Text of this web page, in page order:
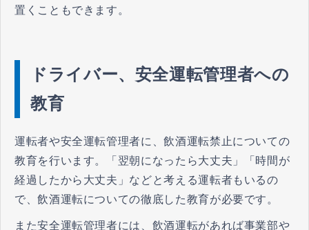
置くこともできます。
ドライバー、安全運転管理者への
教育
運転者や安全運転管理者に、飲酒運転禁止についての
教育を行います。「翌朝になったら大丈夫」「時間が
経過したから大丈夫」などと考える運転者もいるの
で、飲酒運転についての徹底した教育が必要です。
また安全運転管理者には、飲酒運転があれば事業部や